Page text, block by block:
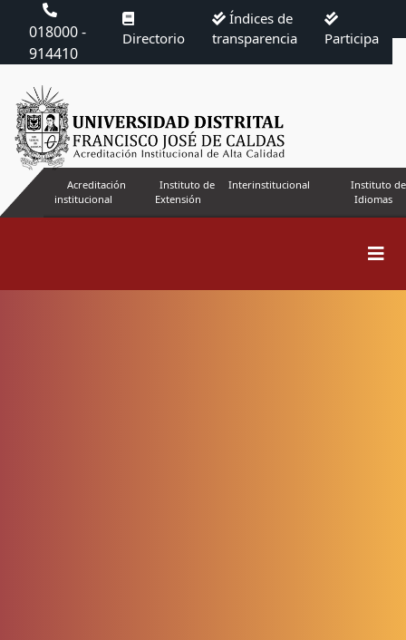
018000 -
914410
Directorio
Índices de
transparencia
Participa
Acreditación
institucional
Instituto de
Extensión
Interinstitucional
Instituto de
Idiomas